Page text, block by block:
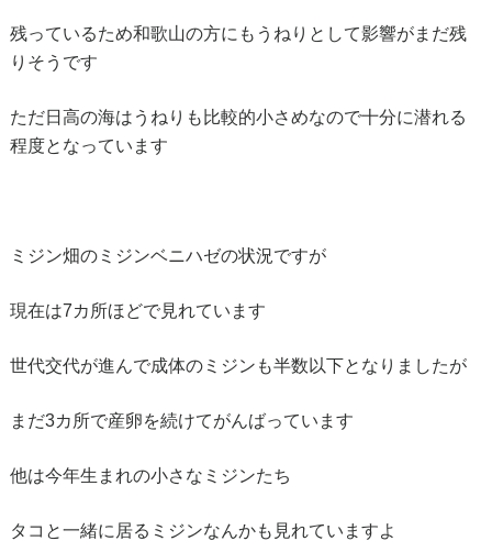
残っているため和歌山の方にもうねりとして影響がまだ残
りそうです
ただ日高の海はうねりも比較的小さめなので十分に潜れる
程度となっています
ミジン畑のミジンベニハゼの状況ですが
現在は7カ所ほどで見れています
世代交代が進んで成体のミジンも半数以下となりましたが
まだ3カ所で産卵を続けてがんばっています
他は今年生まれの小さなミジンたち
タコと一緒に居るミジンなんかも見れていますよ